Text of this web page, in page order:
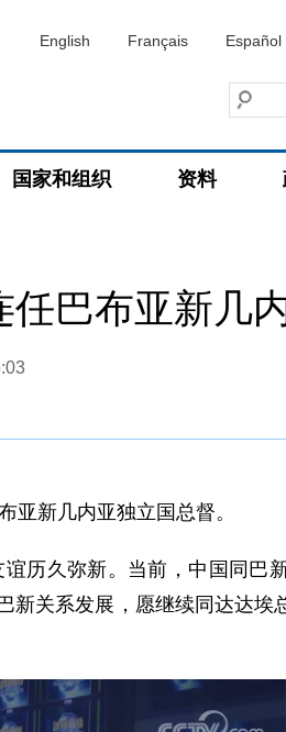
English Français Español
国家和组织 资料
巴布亚新几
亚新几内亚独立国总督。
历久弥新。当前，中国同巴
关系发展，愿继续同达达埃